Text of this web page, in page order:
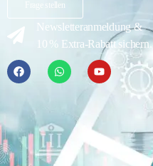
Frage stellen
Newsletteranmeldung &
10 % Extra-Rabatt sichern.